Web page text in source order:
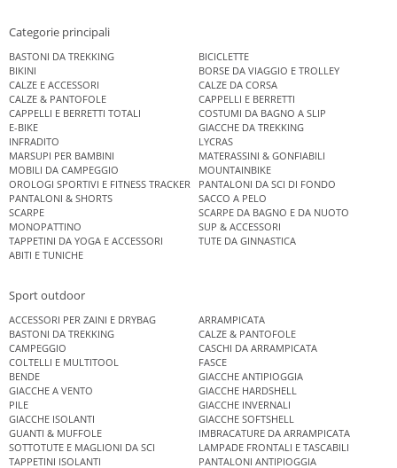
Categorie principali
BASTONI DA TREKKING
BICICLETTE
BIKINI
BORSE DA VIAGGIO E TROLLEY
CALZE E ACCESSORI
CALZE DA CORSA
CALZE & PANTOFOLE
CAPPELLI E BERRETTI
CAPPELLI E BERRETTI TOTALI
COSTUMI DA BAGNO A SLIP
E-BIKE
GIACCHE DA TREKKING
INFRADITO
LYCRAS
MARSUPI PER BAMBINI
MATERASSINI & GONFIABILI
MOBILI DA CAMPEGGIO
MOUNTAINBIKE
OROLOGI SPORTIVI E FITNESS TRACKER
PANTALONI DA SCI DI FONDO
PANTALONI & SHORTS
SACCO A PELO
SCARPE
SCARPE DA BAGNO E DA NUOTO
MONOPATTINO
SUP & ACCESSORI
TAPPETINI DA YOGA E ACCESSORI
TUTE DA GINNASTICA
ABITI E TUNICHE
Sport outdoor
ACCESSORI PER ZAINI E DRYBAG
ARRAMPICATA
BASTONI DA TREKKING
CALZE & PANTOFOLE
CAMPEGGIO
CASCHI DA ARRAMPICATA
COLTELLI E MULTITOOL
FASCE
BENDE
GIACCHE ANTIPIOGGIA
GIACCHE A VENTO
GIACCHE HARDSHELL
PILE
GIACCHE INVERNALI
GIACCHE ISOLANTI
GIACCHE SOFTSHELL
GUANTI & MUFFOLE
IMBRACATURE DA ARRAMPICATA
SOTTOTUTE E MAGLIONI DA SCI
LAMPADE FRONTALI E TASCABILI
TAPPETINI ISOLANTI
PANTALONI ANTIPIOGGIA